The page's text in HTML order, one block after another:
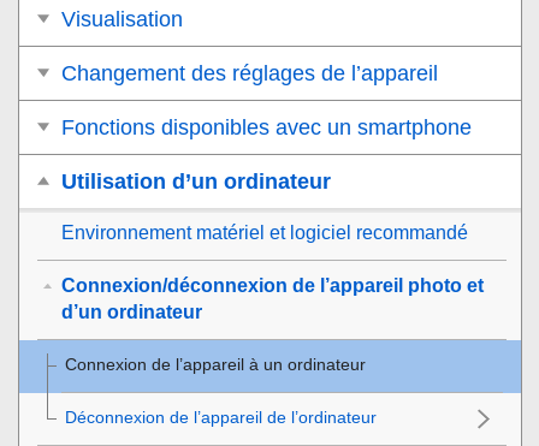
Visualisation
Changement des réglages de l’appareil
Fonctions disponibles avec un smartphone
Utilisation d’un ordinateur
Environnement matériel et logiciel recommandé
Connexion/déconnexion de l’appareil photo et
d’un ordinateur
Connexion de l’appareil à un ordinateur
Déconnexion de l’appareil de l’ordinateur